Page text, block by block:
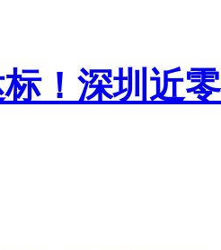
！深圳近